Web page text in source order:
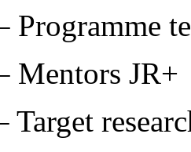
Programme
Mentors JR+
Target